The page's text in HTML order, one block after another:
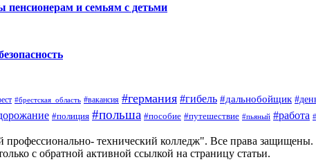
и семьям с детьми
#брестская_область #вакансия #германия #гибель #дальнобойщик
#полиция #польша #пособие #путешествие #пьяный #работа
технический колледж". Все права защищены.
с обратной активной ссылкой на страницу статьи.